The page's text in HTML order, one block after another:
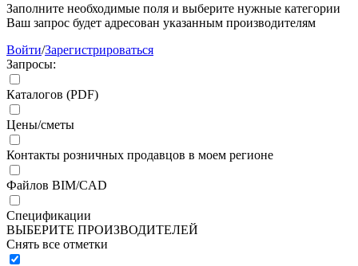
Заполните необходимые поля и выберите нужные категории
Ваш запрос будет адресован указанным производителям
Войти/Зарегистрироваться
Запросы:
Каталогов (PDF)
Цены/сметы
Контакты розничных продавцов в моем регионе
Файлов BIM/CAD
Спецификации
ВЫБЕРИТЕ ПРОИЗВОДИТЕЛЕЙ
Снять все отметки